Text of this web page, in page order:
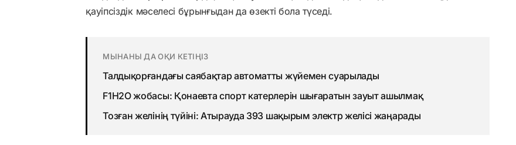
қауіпсіздік мәселесі бұрынғыдан да өзекті бола түседі.
МЫНАНЫ ДА ОҚИ КЕТІҢІЗ
Талдықорғандағы саябақтар автоматты жүйемен суарылады
F1H2O жобасы: Қонаевта спорт катерлерін шығаратын зауыт ашылмақ
Тозған желінің түйіні: Атырауда 393 шақырым электр желісі жаңарады